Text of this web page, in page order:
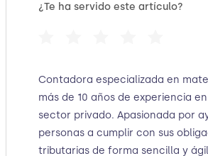
¿Te ha servido este artículo?
Contadora especializada en
más de 10 años de experiencia en
sector privado. Apasionada por
personas a cumplir con sus
tributarias de forma sencilla y